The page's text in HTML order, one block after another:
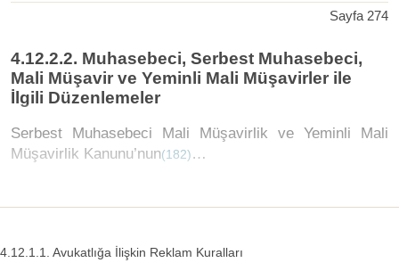
Sayfa 274
4.12.2.2. Muhasebeci, Serbest Muhasebeci,
Mali Müşavir ve Yeminli Mali Müşavirler ile
İlgili Düzenlemeler
Serbest Muhasebeci Mali Müşavirlik ve Yeminli Mali
Müşavirlik Kanunu’nun(182)…
4.12.1.1. Avukatlığa İlişkin Reklam Kuralları